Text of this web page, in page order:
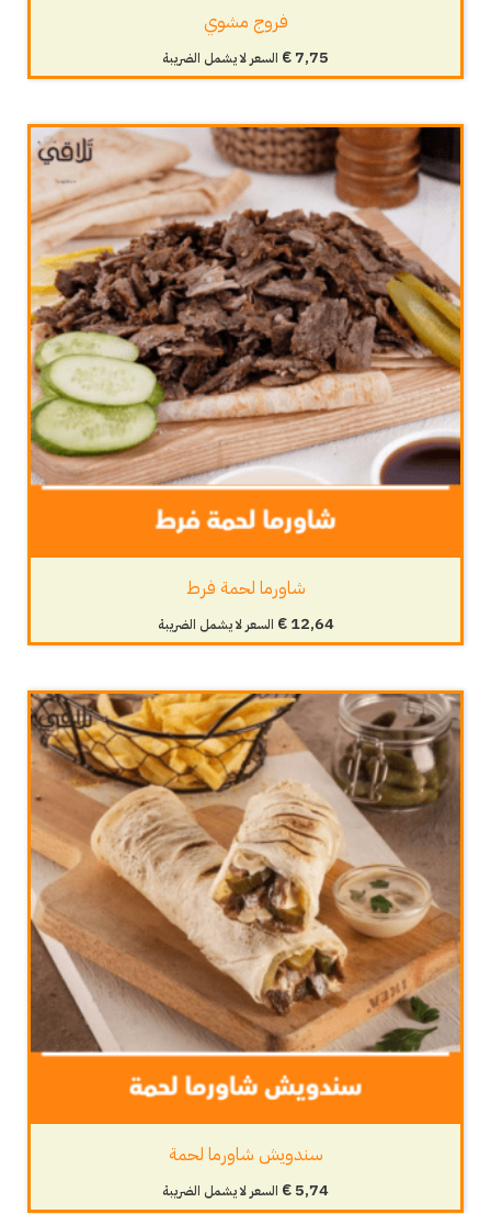
فروج مشوي
€7,75 السعر لا يشمل الضريبة
شاورما لحمة فرط
€12,64 السعر لا يشمل الضريبة
سندويش شاورما لحمة
€5,74 السعر لا يشمل الضريبة